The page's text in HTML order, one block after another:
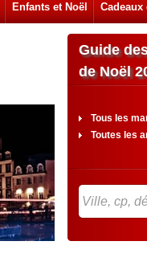
Enfants et Noël Cadeaux
Guide
de Noël
Tous les
Toutes les